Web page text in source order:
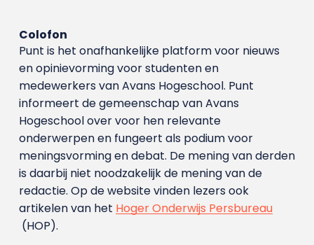
Colofon
Punt is het onafhankelijke platform voor nieuws
en opinievorming voor studenten en
medewerkers van Avans Hoge­school. Punt
informeert de gemeenschap van Avans
Hogeschool over voor hen relevante
onderwerpen en fungeert als podium voor
meningsvorming en debat. De mening van derden
is daarbij niet noodzakelijk de mening van de
redactie. Op de website vinden lezers ook
artikelen van het Hoger Onderwijs Persbureau
(HOP).